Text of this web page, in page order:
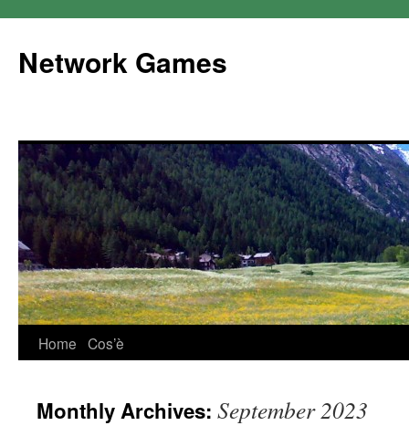
Network Games
Home Cos’è
Monthly Archives: September 2023